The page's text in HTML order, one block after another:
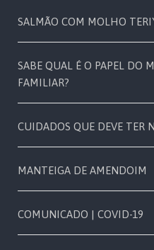
SALMÃO COM MOLHO
SABE QUAL É O PAPEL DO
FAMILIAR?
CUIDADOS QUE DEVE TER
MANTEIGA DE AMENDOIM
COMUNICADO | COVID-19